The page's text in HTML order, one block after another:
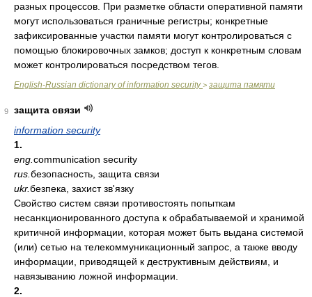
разных процессов. При разметке области оперативной памяти
могут использоваться граничные регистры; конкретные
зафиксированные участки памяти могут контролироваться с
помощью блокировочных замков; доступ к конкретным словам
может контролироваться посредством тегов.
English-Russian dictionary of information security> защита памяти
9
защита связи
information security
1.
eng. communication security
rus. безопасность, защита связи
ukr.безпека, захист зв'язку
Свойство систем связи противостоять попыткам
несанкционированного доступа к обрабатываемой и хранимой
критичной информации, которая может быть выдана системой
(или) сетью на телекоммуникационный запрос, а также вводу
информации, приводящей к деструктивным действиям, и
навязыванию ложной информации.
2.